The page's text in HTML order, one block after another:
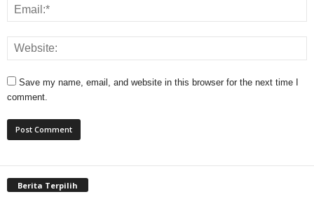
Save my name, email, and website in this browser for the next time I
comment.
Berita Terpilih